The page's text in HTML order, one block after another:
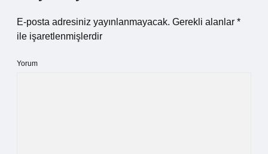
E-posta adresiniz yayınlanmayacak. Gerekli alanlar *
ile işaretlenmişlerdir
Yorum